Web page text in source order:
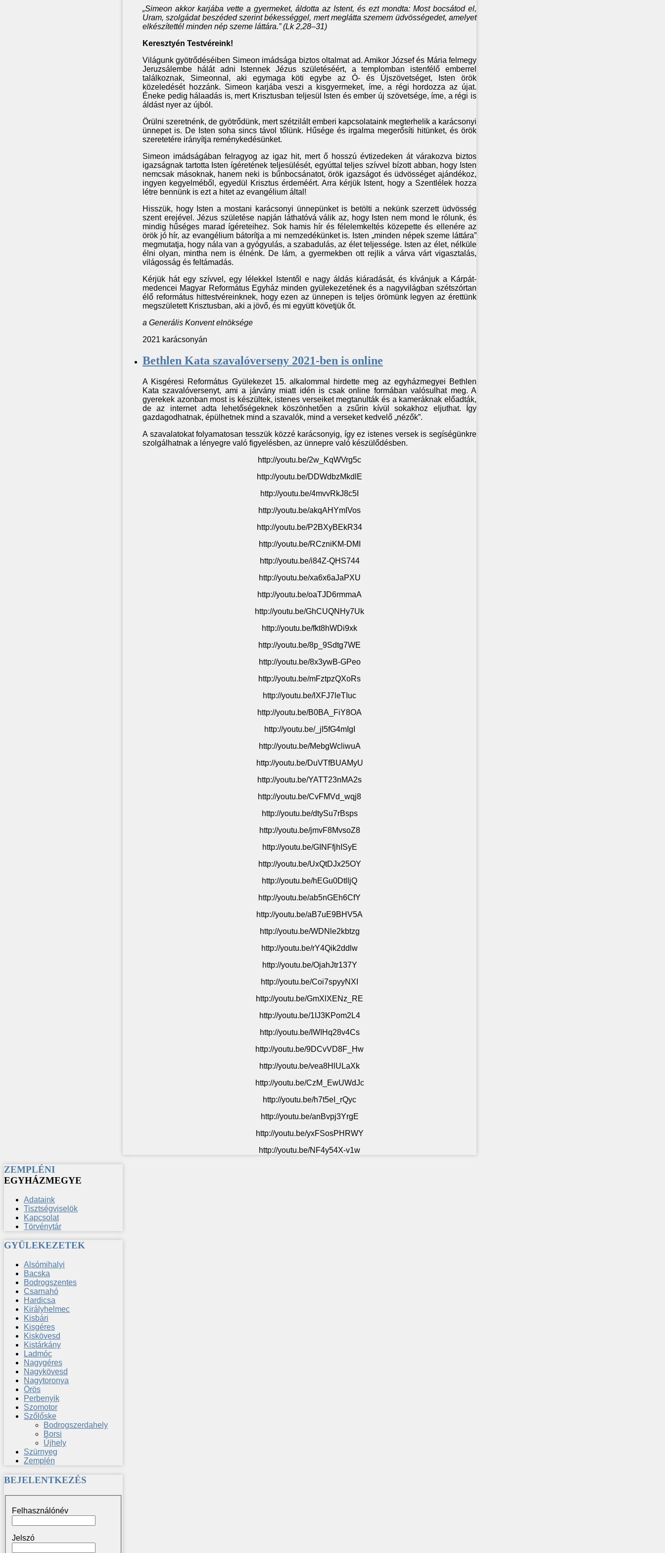
„Simeon akkor karjába vette a gyermeket, áldotta az Istent, és ezt mondta: Most bocsátod el,
Uram, szolgádat beszéded szerint békességgel, mert meglátta szemem üdvösségedet, amelyet
elkészítettél minden nép szeme láttára.” (Lk 2,28–31)
Keresztyén Testvéreink!
Világunk gyötrődéséiben Simeon imádsága biztos oltalmat ad. Amikor József és Mária felmegy
Jeruzsálembe hálát adni Istennek Jézus születéséért, a templomban istenfélő emberrel
találkoznak, Simeonnal, aki egymaga köti egybe az Ó- és Újszövetséget, Isten örök
közeledését hozzánk. Simeon karjába veszi a kisgyermeket, íme, a régi hordozza az újat.
Éneke pedig hálaadás is, mert Krisztusban teljesül Isten és ember új szövetsége, íme, a régi is
áldást nyer az újból.
Örülni szeretnénk, de gyötrődünk, mert szétzilált emberi kapcsolataink megterhelik a karácsonyi
ünnepet is. De Isten soha sincs távol tőlünk. Hűsége és irgalma megerősíti hitünket, és örök
szeretetére irányítja reménykedésünket.
Simeon imádságában felragyog az igaz hit, mert ő hosszú évtizedeken át várakozva biztos
igazságnak tartotta Isten ígéretének teljesülését, egyúttal teljes szívvel bízott abban, hogy Isten
nemcsak másoknak, hanem neki is bűnbocsánatot, örök igazságot és üdvösséget ajándékoz,
ingyen kegyelméből, egyedül Krisztus érdeméért. Arra kérjük Istent, hogy a Szentlélek hozza
létre bennünk is ezt a hitet az evangélium által!
Hisszük, hogy Isten a mostani karácsonyi ünnepünket is betölti a nekünk szerzett üdvösség
szent erejével. Jézus születése napján láthatóvá válik az, hogy Isten nem mond le rólunk, és
mindig hűséges marad ígéreteihez. Sok hamis hír és félelemkeltés közepette és ellenére az
örök jó hír, az evangélium bátorítja a mi nemzedékünket is. Isten „minden népek szeme láttára”
megmutatja, hogy nála van a gyógyulás, a szabadulás, az élet teljessége. Isten az élet, nélküle
élni olyan, mintha nem is élnénk. De lám, a gyermekben ott rejlik a várva várt vigasztalás,
világosság és feltámadás.
Kérjük hát egy szívvel, egy lélekkel Istentől e nagy áldás kiáradását, és kívánjuk a Kárpát-
medencei Magyar Református Egyház minden gyülekezetének és a nagyvilágban szétszórtan
élő református hittestvéreinknek, hogy ezen az ünnepen is teljes örömünk legyen az érettünk
megszületett Krisztusban, aki a jövő, és mi együtt követjük őt.
a Generális Konvent elnöksége
2021 karácsonyán
Bethlen Kata szavalóverseny 2021-ben is online
A Kisgéresi Református Gyülekezet 15. alkalommal hirdette meg az egyházmegyei Bethlen
Kata szavalóversenyt, ami a járvány miatt idén is csak online formában valósulhat meg. A
gyerekek azonban most is készültek, istenes verseiket megtanulták és a kameráknak előadták,
de az internet adta lehetőségeknek köszönhetően a zsűrin kívül sokakhoz eljuthat. Így
gazdagodhatnak, épülhetnek mind a szavalók, mind a verseket kedvelő „nézők”.
A szavalatokat folyamatosan tesszük közzé karácsonyig, így ez istenes versek is segíségünkre
szolgálhatnak a lényegre való figyelésben, az ünnepre való készülődésben.
http://youtu.be/2w_KqWVrg5c
http://youtu.be/DDWdbzMkdlE
http://youtu.be/4mvvRkJ8c5I
http://youtu.be/akqAHYmIVos
http://youtu.be/P2BXyBEkR34
http://youtu.be/RCzniKM-DMI
http://youtu.be/i84Z-QHS744
http://youtu.be/xa6x6aJaPXU
http://youtu.be/oaTJD6rmmaA
http://youtu.be/GhCUQNHy7Uk
http://youtu.be/fkt8hWDi9xk
http://youtu.be/8p_9Sdtg7WE
http://youtu.be/8x3ywB-GPeo
http://youtu.be/mFztpzQXoRs
http://youtu.be/lXFJ7leTIuc
http://youtu.be/B0BA_FiY8OA
http://youtu.be/_jI5fG4mIgI
http://youtu.be/MebgWcliwuA
http://youtu.be/DuVTfBUAMyU
http://youtu.be/YATT23nMA2s
http://youtu.be/CvFMVd_wqj8
http://youtu.be/dtySu7rBsps
http://youtu.be/jmvF8MvsoZ8
http://youtu.be/GINFfjhISyE
http://youtu.be/UxQtDJx25OY
http://youtu.be/hEGu0DtlljQ
http://youtu.be/ab5nGEh6CfY
http://youtu.be/aB7uE9BHV5A
http://youtu.be/WDNle2kbtzg
http://youtu.be/rY4Qik2ddlw
http://youtu.be/OjahJtr137Y
http://youtu.be/Coi7spyyNXI
http://youtu.be/GmXlXENz_RE
http://youtu.be/1IJ3KPom2L4
http://youtu.be/IWIHq28v4Cs
http://youtu.be/9DCvVD8F_Hw
http://youtu.be/vea8HlULaXk
http://youtu.be/CzM_EwUWdJc
http://youtu.be/h7t5eI_rQyc
http://youtu.be/anBvpj3YrgE
http://youtu.be/yxFSosPHRWY
http://youtu.be/NF4y54X-v1w
ZEMPLÉNI
EGYHÁZMEGYE
Adataink
Tisztségviselök
Kapcsolat
Törvénytár
GYÜLEKEZETEK
Alsómihalyi
Bacska
Bodrogszentes
Csarnahó
Hardicsa
Királyhelmec
Kisbári
Kisgéres
Kiskövesd
Kistárkány
Ladmóc
Nagygéres
Nagykövesd
Nagytoronya
Örös
Perbenyik
Szomotor
Szőlőske
Bodrogszerdahely
Borsi
Újhely
Szürnyeg
Zemplén
BEJELENTKEZÉS
Felhasználónév
Jelszó